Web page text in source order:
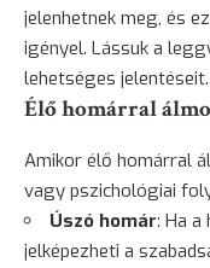
jelenhetnek meg, és
igényel. Lássuk a
lehetséges jelentéseit.
Élő homárral
Amikor élő homárral
vagy pszichológiai
Úszó homár: Ha a
jelképezheti a